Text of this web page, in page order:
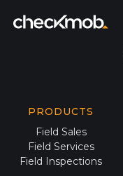
PRODUCTS
Field Sales
Field Services
Field Inspections